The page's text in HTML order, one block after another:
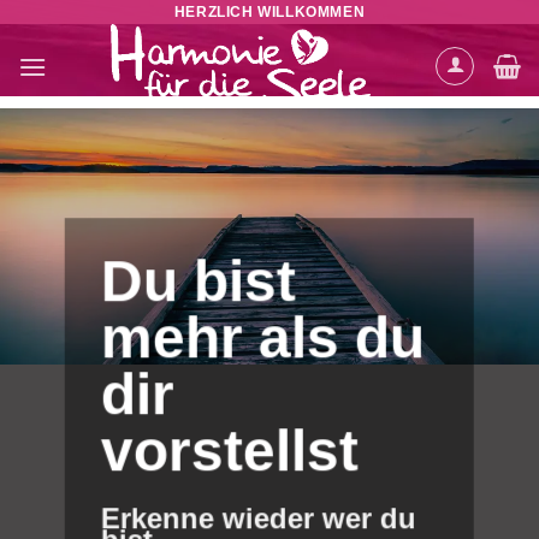
springen
HERZLICH WILLKOMMEN
Du bist
mehr als du
dir
vorstellst
Erkenne wieder wer du